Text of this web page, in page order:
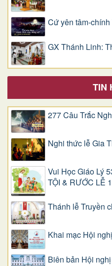
Cứ yên tâm-
GX Thánh Linh:
TIN
277 Câu Trắc
Nghi thức lễ Gia
Vui Học Giáo Lý
TỘI & RƯỚC LỄ 1
Thánh lễ Truyền
Khai mạc Hội
Biên bản Hội